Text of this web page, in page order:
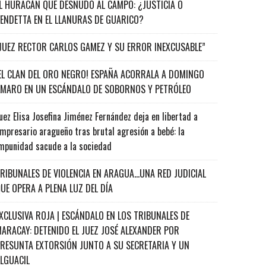
HURACÁN QUE DESNUDÓ AL CAMPO: ¿JUSTICIA O
EN EL LLANURAS DE GUARICO?
RECTOR CARLOS GAMEZ Y SU ERROR INEXCUSABLE”
CLAN DEL ORO NEGRO! ESPAÑA ACORRALA A DOMINGO
EN UN ESCÁNDALO DE SOBORNOS Y PETRÓLEO
Elisa Josefina Jiménez Fernández deja en libertad a
aragueño tras brutal agresión a bebé: la
sacude a la sociedad
DE VIOLENCIA EN ARAGUA…UNA RED JUDICIAL
OPERA A PLENA LUZ DEL DÍA
ROJA | ESCÁNDALO EN LOS TRIBUNALES DE
DETENIDO EL JUEZ JOSÉ ALEXANDER POR
EXTORSIÓN JUNTO A SU SECRETARIA Y UN